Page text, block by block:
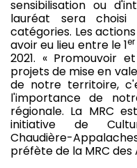
sensibilisation ou
lauréat sera choisi
catégories. Les
avoir eu lieu entre le 1er
2021. « Promouvoir
projets de mise en
de notre territoire,
l'importance de
régionale. La MRC
initiative de
Chaudière-
préfète de la MRC des